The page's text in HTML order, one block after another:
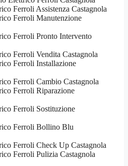
Ferroli Assistenza Castagnola
Ferroli Manutenzione
Ferroli Pronto Intervento
Ferroli Vendita Castagnola
Ferroli Installazione
Ferroli Cambio Castagnola
Ferroli Riparazione
Ferroli Sostituzione
Ferroli Bollino Blu
Ferroli Check Up Castagnola
Ferroli Pulizia Castagnola